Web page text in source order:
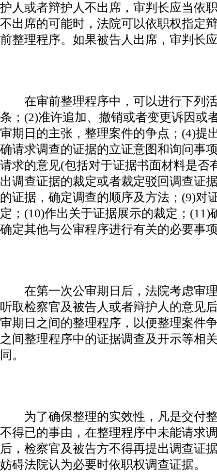
护人或者辩护人不出席，审判长应当依
不出席的可能时，法院可以依职权指定
前整理程序。如果被告人出席，审判长
在审前整理程序中，可以进行下列活
条；(2)准许追加、撤销或者变更诉因或
审期日的主张，整理案件的争点；(4)提
确请求调查的证据的立证意图和询问事
请求的意见(包括对于证据书面材料是否
出调查证据的裁定或者裁定驳回调查证
的证据，确定调查的顺序及方法；(9)对
定；(10)作出关于证据展示的裁定；
确定其他与公审程序进行有关的必要事
在第一次公审期日后，法院考虑审理
听取检察官及被告人或者辩护人的意见
审期日之间的整理程序，以便整理案件
之间整理程序中的证据调查及开示等相
同。
为了确保整理的实效性，凡是交付整
不得已的事由，在整理程序中未能请求
后，检察官及被告方不得再提出调查证
妨碍法院认为必要时依职权调查证据。